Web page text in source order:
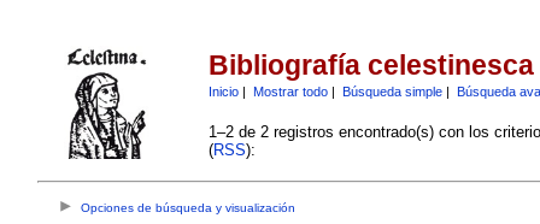
Bibliografía celestinesca
Inicio| Mostrar todo| Búsqueda simple| Búsqueda
1–2 de 2 registros encontrado(s) con los
(RSS):
Opciones de búsqueda y visualización